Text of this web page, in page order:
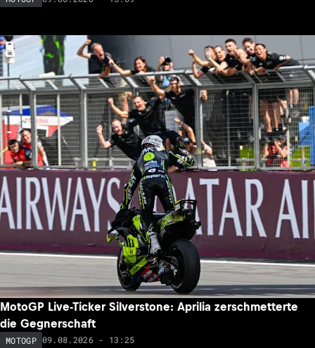
MotoGP Live-Ticker Silverstone: Aprilia zerschmetterte
die Gegnerschaft
MOTOGP 09.08.2026 - 13:25